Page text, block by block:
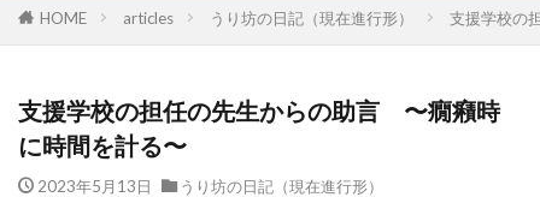
HOME articles うり坊の日記（現在進行形） 支援学校の
支援学校の担任の先生からの助言 〜癇癪時
に時間を計る〜
2023年5月13日 うり坊の日記（現在進行形）